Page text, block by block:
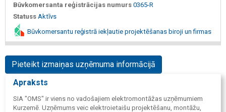
Būvkomersanta reģistrācijas numurs 0365-R
Statuss Aktīvs
Būvkomersantu reģistrā iekļautie projektēšanas biroji un firmas
Pieteikt izmaiņas uzņēmuma informācijā
Apraksts
SIA "OMS" ir viens no vadošajiem elektromontāžas uzņēmumiem
Kurzemē. Uzņēmums veic elektroietaišu projektēšanu, montāžu,